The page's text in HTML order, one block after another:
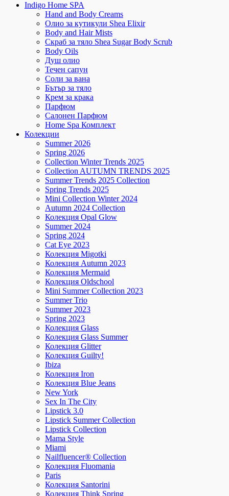
Indigo Home SPA
Hand and Body Creams
Олио за кутикули Shea Elixir
Body and Hair Mists
Скраб за тяло Shea Sugar Body Scrub
Body Oils
Душ олио
Течен сапун
Соли за вана
Бътър за тяло
Крем за крака
Парфюм
Салонен Парфюм
Home Spa Комплект
Колекции
Summer 2026
Spring 2026
Collection Winter Trends 2025
Collection AUTUMN TRENDS 2025
Summer Trends 2025 Collection
Spring Trends 2025
Mini Collection Winter 2024
Autumn 2024 Collection
Колекция Opal Glow
Summer 2024
Spring 2024
Cat Eye 2023
Колекция Migotki
Колекция Autumn 2023
Колекция Mermaid
Колекция Oldschool
Mini Summer Collection 2023
Summer Trio
Summer 2023
Spring 2023
Колекция Glass
Колекция Glass Summer
Колекция Glitter
Колекция Guilty!
Ibiza
Колекция Iron
Колекция Blue Jeans
New York
Sex In The City
Lipstick 3.0
Lipstick Summer Collection
Lipstick Collection
Mama Style
Miami
Nailfluencer® Collection
Колекция Fluomania
Paris
Колекция Santorini
Колекция Think Spring